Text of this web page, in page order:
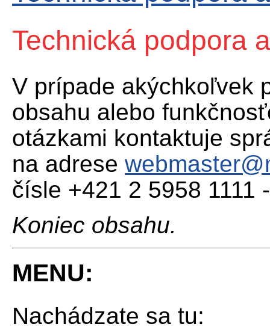
Technická podpora
V prípade akýchkoľvek
obsahu alebo
otázkami kontaktuje
na adrese
čísle +421 2 5958
Koniec obsahu.
MENU:
Nachádzate sa tu: